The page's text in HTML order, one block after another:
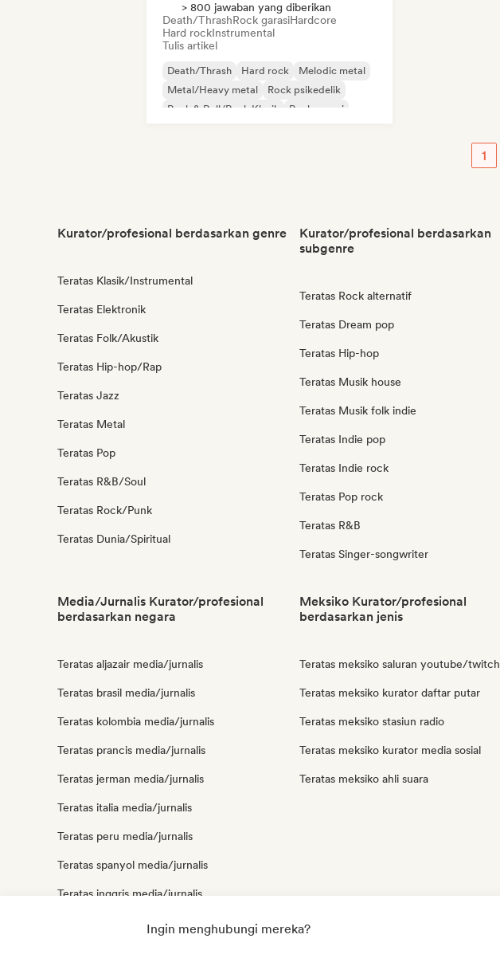
> 800 jawaban yang diberikan
Death/ThrashRock garasiHardcore
Hard rockInstrumental
Tulis artikel
Death/Thrash Hard rock
Melodic metal
Metal/Heavy metal
Rock psikedelik
Rock & Roll/Rock Klasik
Rock garasi
1
Kurator/profesional berdasarkan genre
Teratas Klasik/Instrumental
Teratas Elektronik
Teratas Folk/Akustik
Teratas Hip-hop/Rap
Teratas Jazz
Teratas Metal
Teratas Pop
Teratas R&B/Soul
Teratas Rock/Punk
Teratas Dunia/Spiritual
Kurator/profesional berdasarkan
subgenre
Teratas Rock alternatif
Teratas Dream pop
Teratas Hip-hop
Teratas Musik house
Teratas Musik folk indie
Teratas Indie pop
Teratas Indie rock
Teratas Pop rock
Teratas R&B
Teratas Singer-songwriter
Media/Jurnalis Kurator/profesional
berdasarkan negara
Teratas aljazair media/jurnalis
Teratas brasil media/jurnalis
Teratas kolombia media/jurnalis
Teratas prancis media/jurnalis
Teratas jerman media/jurnalis
Teratas italia media/jurnalis
Teratas peru media/jurnalis
Teratas spanyol media/jurnalis
Teratas inggris media/jurnalis
Teratas amerika serikat media/jurnalis
Meksiko Kurator/profesional
berdasarkan jenis
Teratas meksiko saluran youtube/twitch
Teratas meksiko kurator daftar putar
Teratas meksiko stasiun radio
Teratas meksiko kurator media sosial
Teratas meksiko ahli suara
Ingin menghubungi mereka?